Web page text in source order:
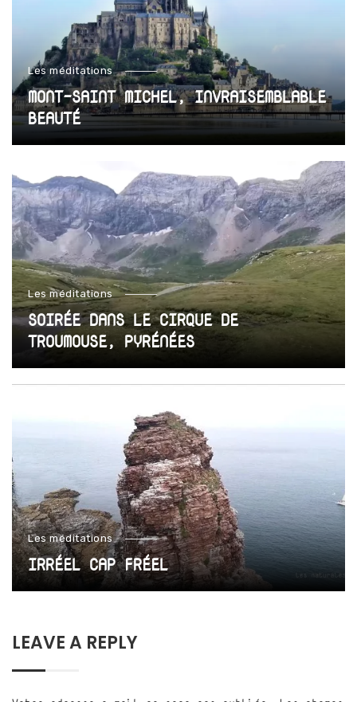
Les méditations
MONT-SAINT MICHEL, INVRAISEMBLABLE
BEAUTÉ
Les méditations
SOIRÉE DANS LE CIRQUE DE
TROUMOUSE, PYRÉNÉES
Les méditations
IRRÉEL CAP FRÉEL
LEAVE A REPLY